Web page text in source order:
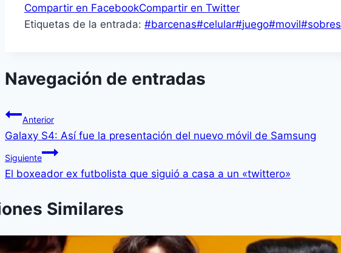
Compartir en FacebookCompartir en Twitter
Etiquetas de la entrada: #barcenas#celular#juego#movil#sobres
Navegación de entradas
Anterior
Galaxy S4: Así­ fue la presentación del nuevo móvil de Samsung
Siguiente
El boxeador ex futbolista que siguió a casa a un «twittero»
Similares